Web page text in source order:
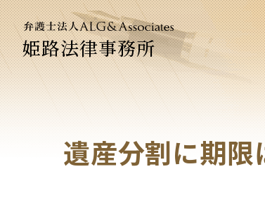
姫路法律事務所
遺産分割に期